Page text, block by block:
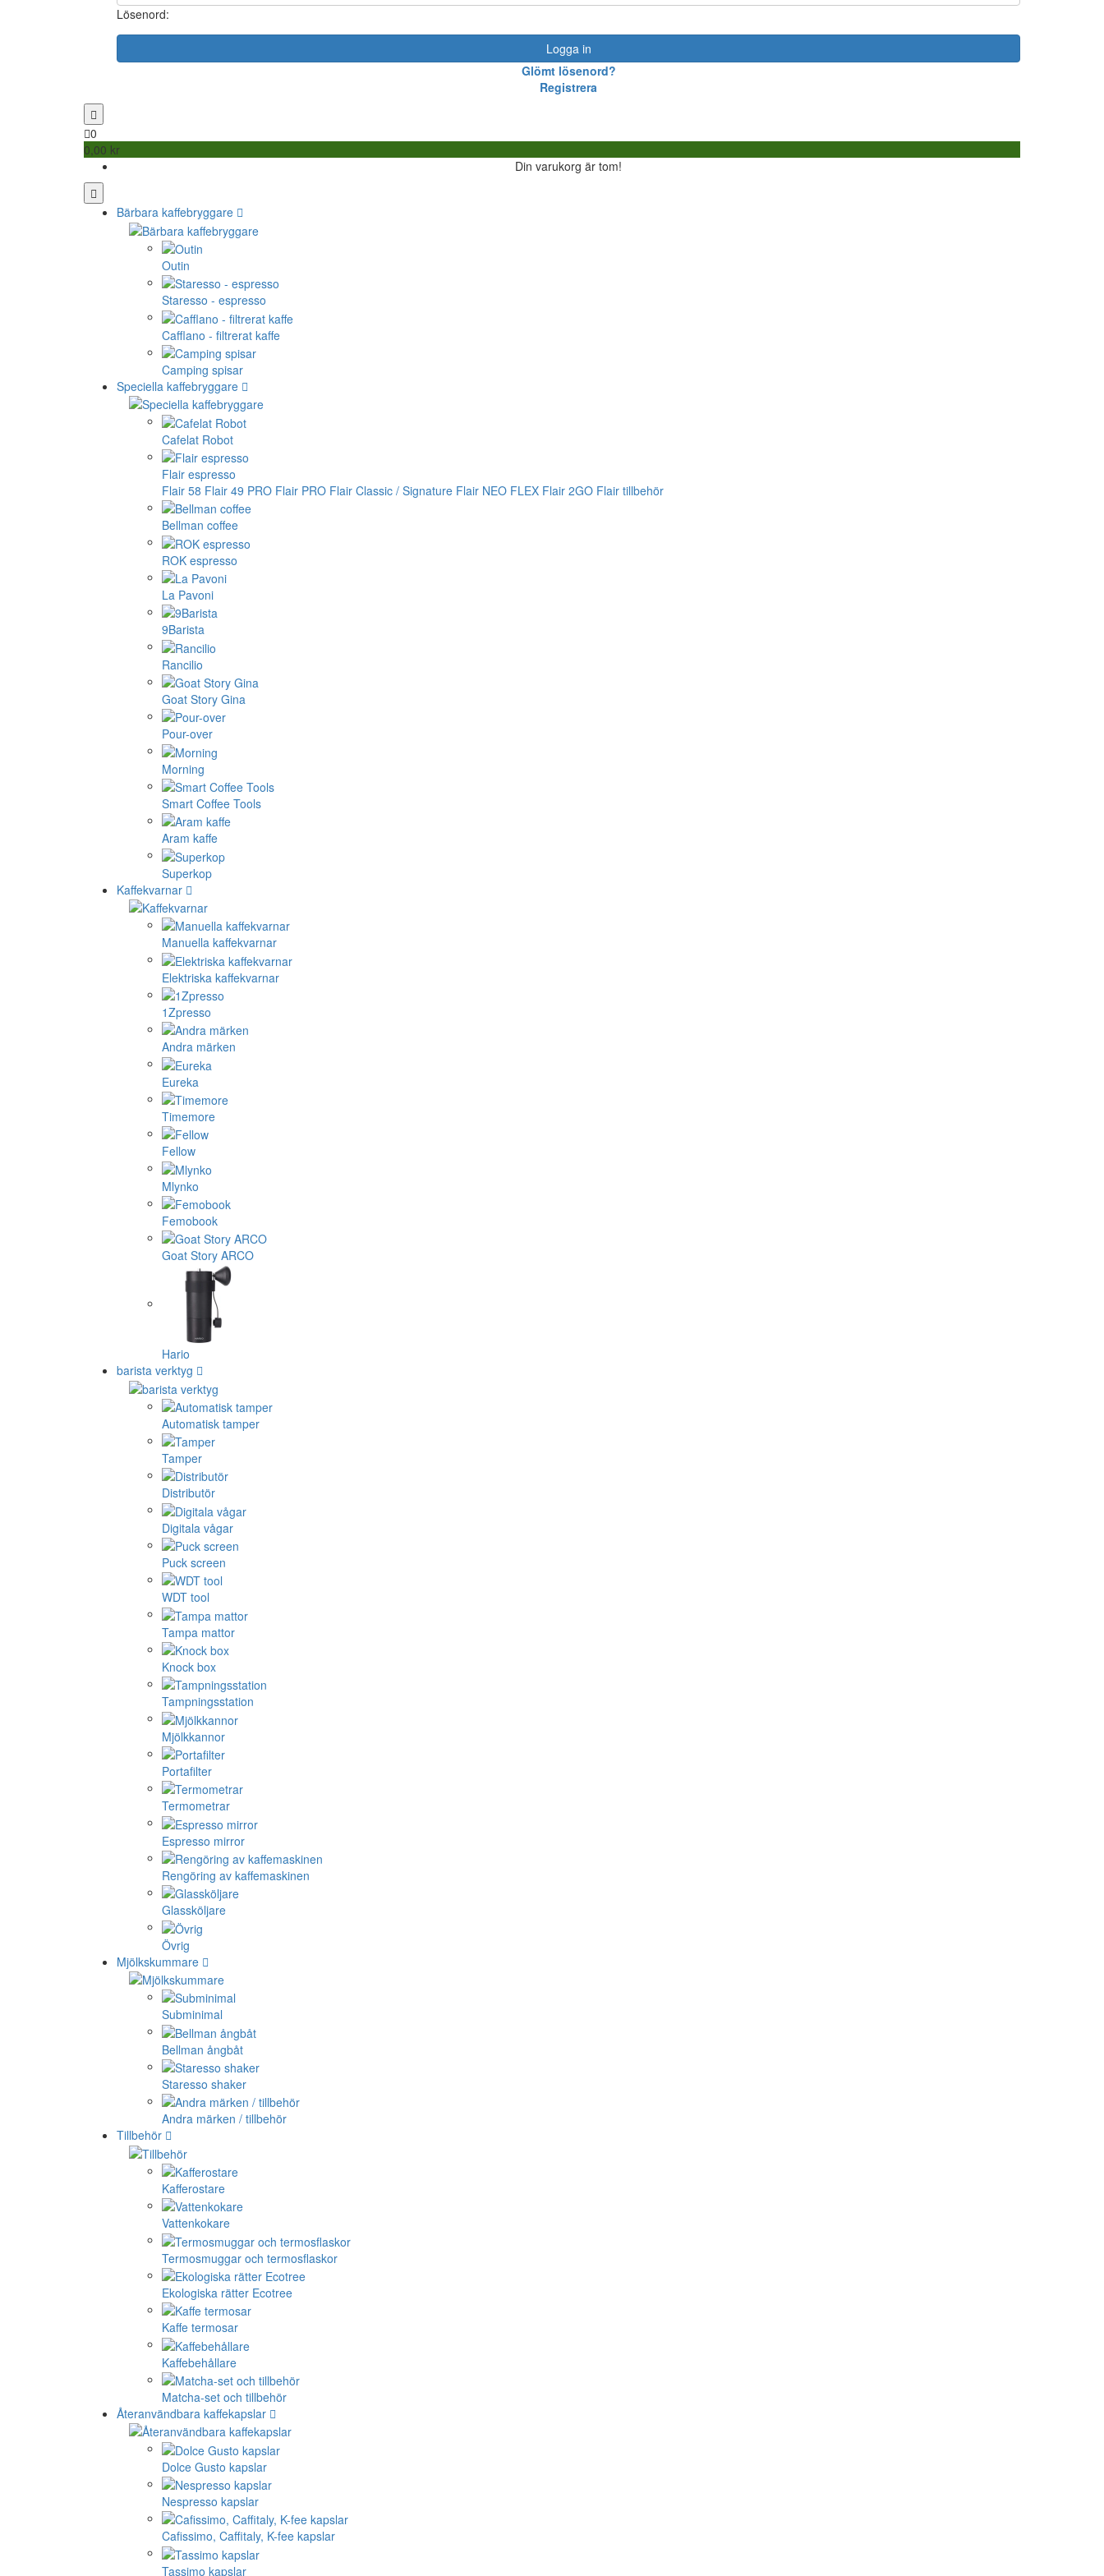
Lösenord:
Logga in
Glömt lösenord?
Registrera
0
0,00 kr
Din varukorg är tom!
Bärbara kaffebryggare
Outin
Staresso - espresso
Cafflano - filtrerat kaffe
Camping spisar
Speciella kaffebryggare
Cafelat Robot
Flair espresso
Flair 58 Flair 49 PRO Flair PRO Flair Classic / Signature Flair NEO FLEX Flair 2GO Flair tillbehör
Bellman coffee
ROK espresso
La Pavoni
9Barista
Rancilio
Goat Story Gina
Pour-over
Morning
Smart Coffee Tools
Aram kaffe
Superkop
Kaffekvarnar
Manuella kaffekvarnar
Elektriska kaffekvarnar
1Zpresso
Andra märken
Eureka
Timemore
Fellow
Mlynko
Femobook
Goat Story ARCO
Hario
barista verktyg
Automatisk tamper
Tamper
Distributör
Digitala vågar
Puck screen
WDT tool
Tampa mattor
Knock box
Tampningsstation
Mjölkkannor
Portafilter
Termometrar
Espresso mirror
Rengöring av kaffemaskinen
Glassköljare
Övrig
Mjölkskummare
Subminimal
Bellman ångbåt
Staresso shaker
Andra märken / tillbehör
Tillbehör
Kafferostare
Vattenkokare
Termosmuggar och termosflaskor
Ekologiska rätter Ecotree
Kaffe termosar
Kaffebehållare
Matcha-set och tillbehör
Återanvändbara kaffekapslar
Dolce Gusto kapslar
Nespresso kapslar
Cafissimo, Caffitaly, K-fee kapslar
Tassimo kapslar